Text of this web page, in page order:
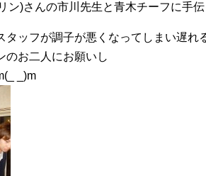
ン)さんの市川先生と青木チーフに手伝
タッフが調子が悪くなってしまい遅れ
のお二人にお願いし
_)m